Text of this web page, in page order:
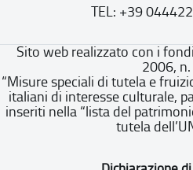
TEL: +39
Sito web realizzato con i
2006,
“Misure speciali di tutela e
italiani di interesse culturale,
inseriti nella “lista del
tutela